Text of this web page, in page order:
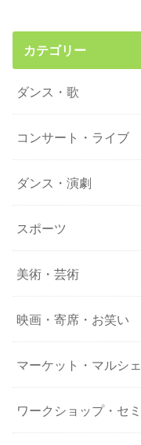
カテゴリー
ダンス・歌
コンサート・ライブ
ダンス・演劇
スポーツ
美術・芸術
映画・寄席・お笑い
マーケット・マルシェ
ワークショップ・セ